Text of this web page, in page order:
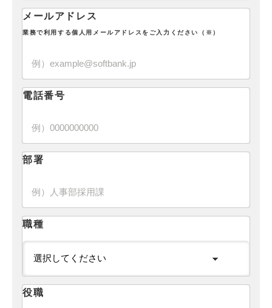
メールアドレス
業務で利用する個人用メールアドレスをご入力ください（※）
電話番号
部署
職種
役職